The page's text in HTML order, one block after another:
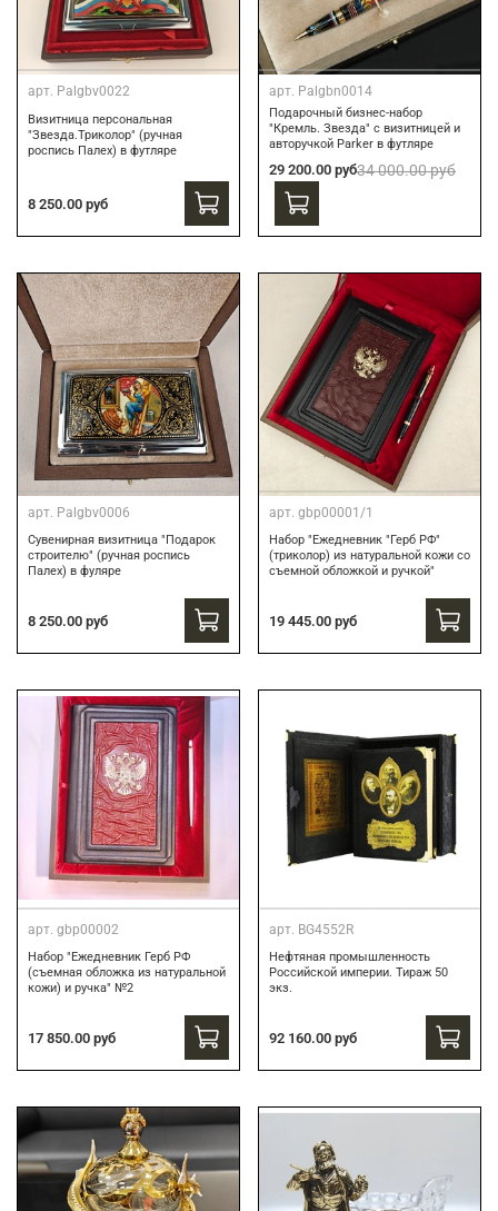
арт. Palgbv0022
Визитница персональная
"Звезда.Триколор" (ручная
роспись Палех) в футляре
8 250.00 руб
арт. Palgbn0014
Подарочный бизнес-набор
"Кремль. Звезда" с визитницей и
авторучкой Parker в футляре
29 200.00 руб34 000.00 руб
арт. Palgbv0006
Сувенирная визитница "Подарок
строителю" (ручная роспись
Палех) в фуляре
8 250.00 руб
арт. gbp00001/1
Набор "Ежедневник "Герб РФ"
(триколор) из натуральной кожи со
съемной обложкой и ручкой"
19 445.00 руб
арт. gbp00002
Набор "Ежедневник Герб РФ
(съемная обложка из натуральной
кожи) и ручка" №2
17 850.00 руб
арт. BG4552R
Нефтяная промышленность
Российской империи. Тираж 50
экз.
92 160.00 руб